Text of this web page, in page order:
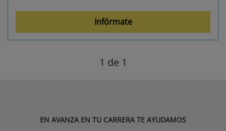
Infórmate
1 de 1
EN AVANZA EN TU CARRERA TE AYUDAMOS